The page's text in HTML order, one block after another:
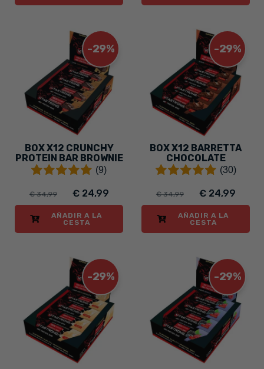
-29%
BOX X12 CRUNCHY
PROTEIN BAR BROWNIE
(9)
€ 34,99 € 24,99
AÑADIR A LA
CESTA
-29%
BOX X12 BARRETTA
CHOCOLATE
(30)
€ 34,99 € 24,99
AÑADIR A LA
CESTA
-29% -29%